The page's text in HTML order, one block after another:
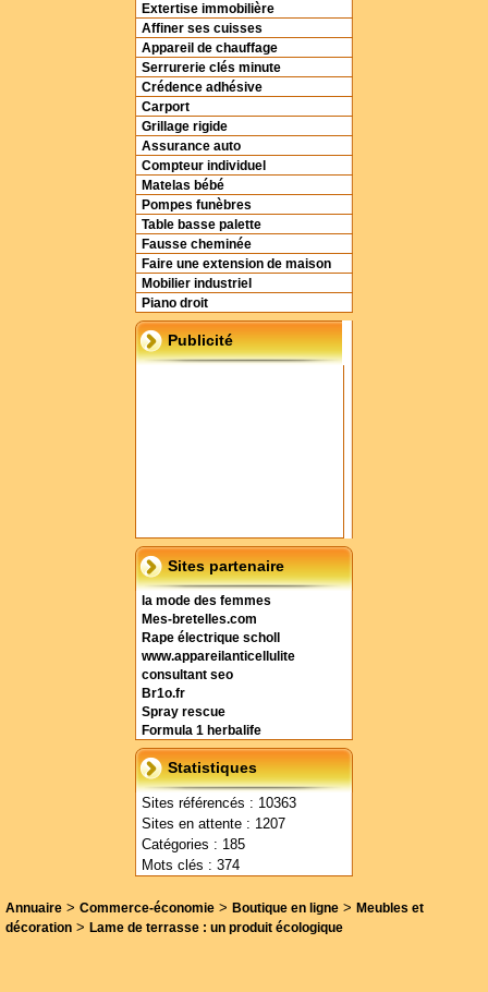
Extertise immobilière
Affiner ses cuisses
Appareil de chauffage
Serrurerie clés minute
Crédence adhésive
Carport
Grillage rigide
Assurance auto
Compteur individuel
Matelas bébé
Pompes funèbres
Table basse palette
Fausse cheminée
Faire une extension de maison
Mobilier industriel
Piano droit
Publicité
Sites partenaire
la mode des femmes
Mes-bretelles.com
Rape électrique scholl
www.appareilanticellulite
consultant seo
Br1o.fr
Spray rescue
Formula 1 herbalife
Statistiques
Sites référencés : 10363
Sites en attente : 1207
Catégories : 185
Mots clés : 374
Annuaire > Commerce-économie > Boutique en ligne > Meubles et
décoration > Lame de terrasse : un produit écologique